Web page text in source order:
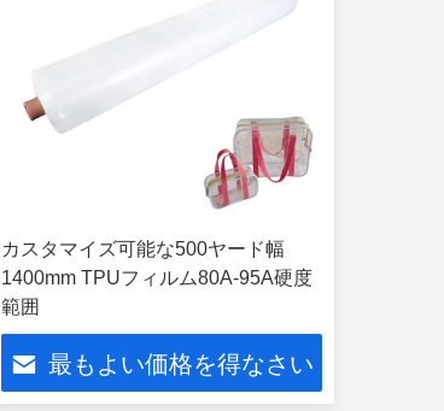
カスタマイズ可能な500ヤード幅
1400mm TPUフィルム80A-95A硬度
範囲
最もよい価格を得なさい